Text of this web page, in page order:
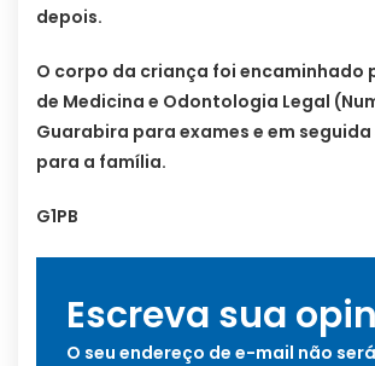
depois.
O corpo da criança foi encaminhado
de Medicina e Odontologia Legal
Guarabira para exames e em
para a família.
G1PB
Escreva sua
O seu endereço de e-mail não será